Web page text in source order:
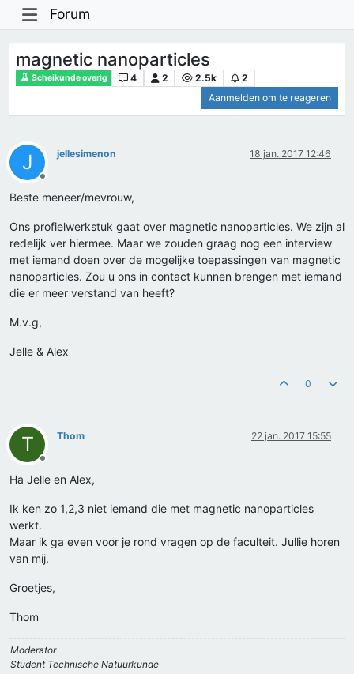
Forum
magnetic nanoparticles
Scheikunde overig 4 2 2.5k
2
Aanmelden om te reageren
J
Offline
jellesimenon 18 jan. 2017 12:46
Beste meneer/mevrouw,
Ons profielwerkstuk gaat over magnetic nanoparticles. We zijn al
redelijk ver hiermee. Maar we zouden graag nog een interview
met iemand doen over de mogelijke toepassingen van magnetic
nanoparticles. Zou u ons in contact kunnen brengen met iemand
die er meer verstand van heeft?
M.v.g,
Jelle & Alex
0
T
Offline
Thom 22 jan. 2017 15:55
Ha Jelle en Alex,
Ik ken zo 1,2,3 niet iemand die met magnetic nanoparticles
werkt.
Maar ik ga even voor je rond vragen op de faculteit. Jullie horen
van mij.
Groetjes,
Thom
Moderator
Student Technische Natuurkunde